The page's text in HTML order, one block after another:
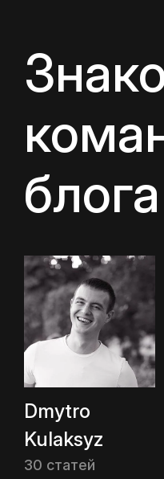
блога
Dmytro
Kulaksyz
30 статей